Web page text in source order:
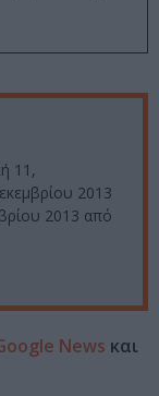
11,
2013
2013 από
News και